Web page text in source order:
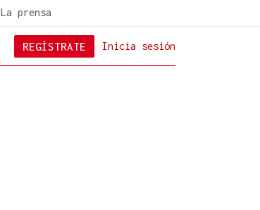
La prensa
Inicia sesión
REGÍSTRATE